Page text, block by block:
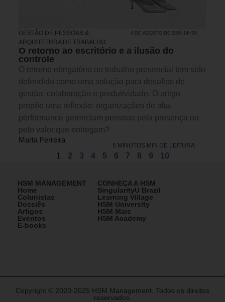
GESTÃO DE PESSOAS &
ARQUITETURA DE TRABALHO
4 DE AGOSTO DE 2026 14H00
O retorno ao escritório e a ilusão do
controle
O retorno obrigatório ao trabalho presencial tem sido
defendido como uma solução para desafios de
gestão, colaboração e produtividade. O artigo
propõe uma reflexão: organizações de alta
performance gerenciam pessoas pela presença ou
pelo valor que entregam?
Marta Ferreira
5 MINUTOS MIN DE LEITURA
1 2 3 4 5 6 7 8 9 10
HSM MANAGEMENT
Home
Colunistas
Dossiês
Artigos
Eventos
E-books
CONHEÇA A HSM
SingularityU Brazil
Learning Village
HSM University
HSM Mais
HSM Academy
Copyright © 2020-2025 HSM Management. Todos os direitos
reservados.